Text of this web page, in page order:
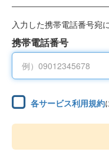
入力した携帯電話番号宛
携帯電話番号
各サービス利用規約